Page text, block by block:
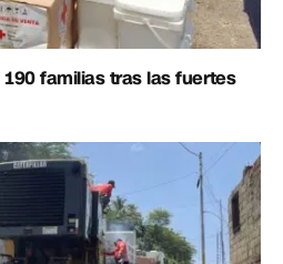
familias tras las fuertes